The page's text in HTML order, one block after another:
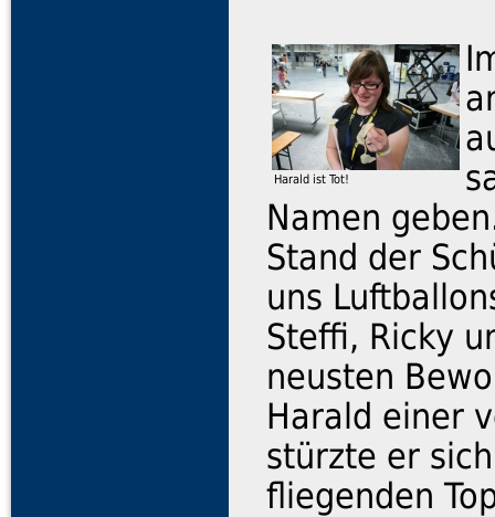
Harald ist Tot!
Namen
Stand der
uns
Steffi, Ricky
neusten
Harald einer
stürzte er
fliegenden